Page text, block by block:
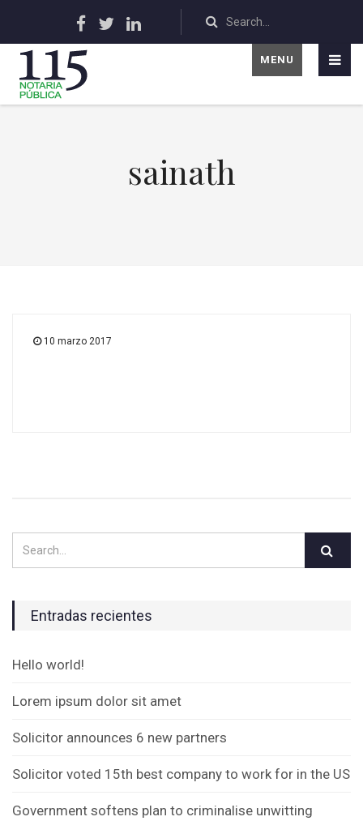
MENU
sainath
10 marzo 2017
Entradas recientes
Hello world!
Lorem ipsum dolor sit amet
Solicitor announces 6 new partners
Solicitor voted 15th best company to work for in the US
Government softens plan to criminalise unwitting